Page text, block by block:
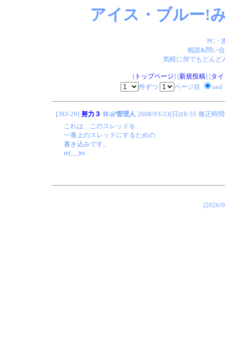
アイス・ブルー!
PC・
相談&問い
気軽に何でもどん
[トップページ] [新規投稿] [タ
件ずつ
ページ目 and
[383-29] 努力３ IE@管理人 2008/03/23(日)16:55 修正時
これは、このスレッドを
一番上のスレッドにするための
書き込みです。
m(__)m
[2026/